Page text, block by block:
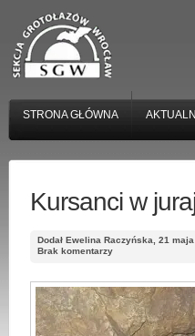
STRONA GŁÓWNA
Kursanci w
Dodał Ewelina Raczyńska, 21
Brak komentarzy